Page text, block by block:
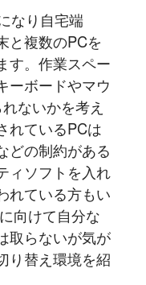
なり自宅端
と複数のPCを
す。作業スペー
ーボードやマウ
ないかを考え
れているPCは
どの制約がある
ィソフトを入れ
れている方もい
向けて自分な
取らないが気が
り替え環境を紹